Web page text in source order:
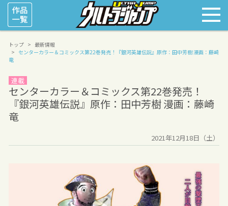
トップ
最新情報
センターカラー＆コミックス第22巻発売！
『銀河英雄伝説』原作：田中芳樹 漫画：藤崎
竜
連載
センターカラー＆コミックス第22巻発売！
『銀河英雄伝説』原作：田中芳樹 漫画：藤崎
竜
2021年12月18日（土）